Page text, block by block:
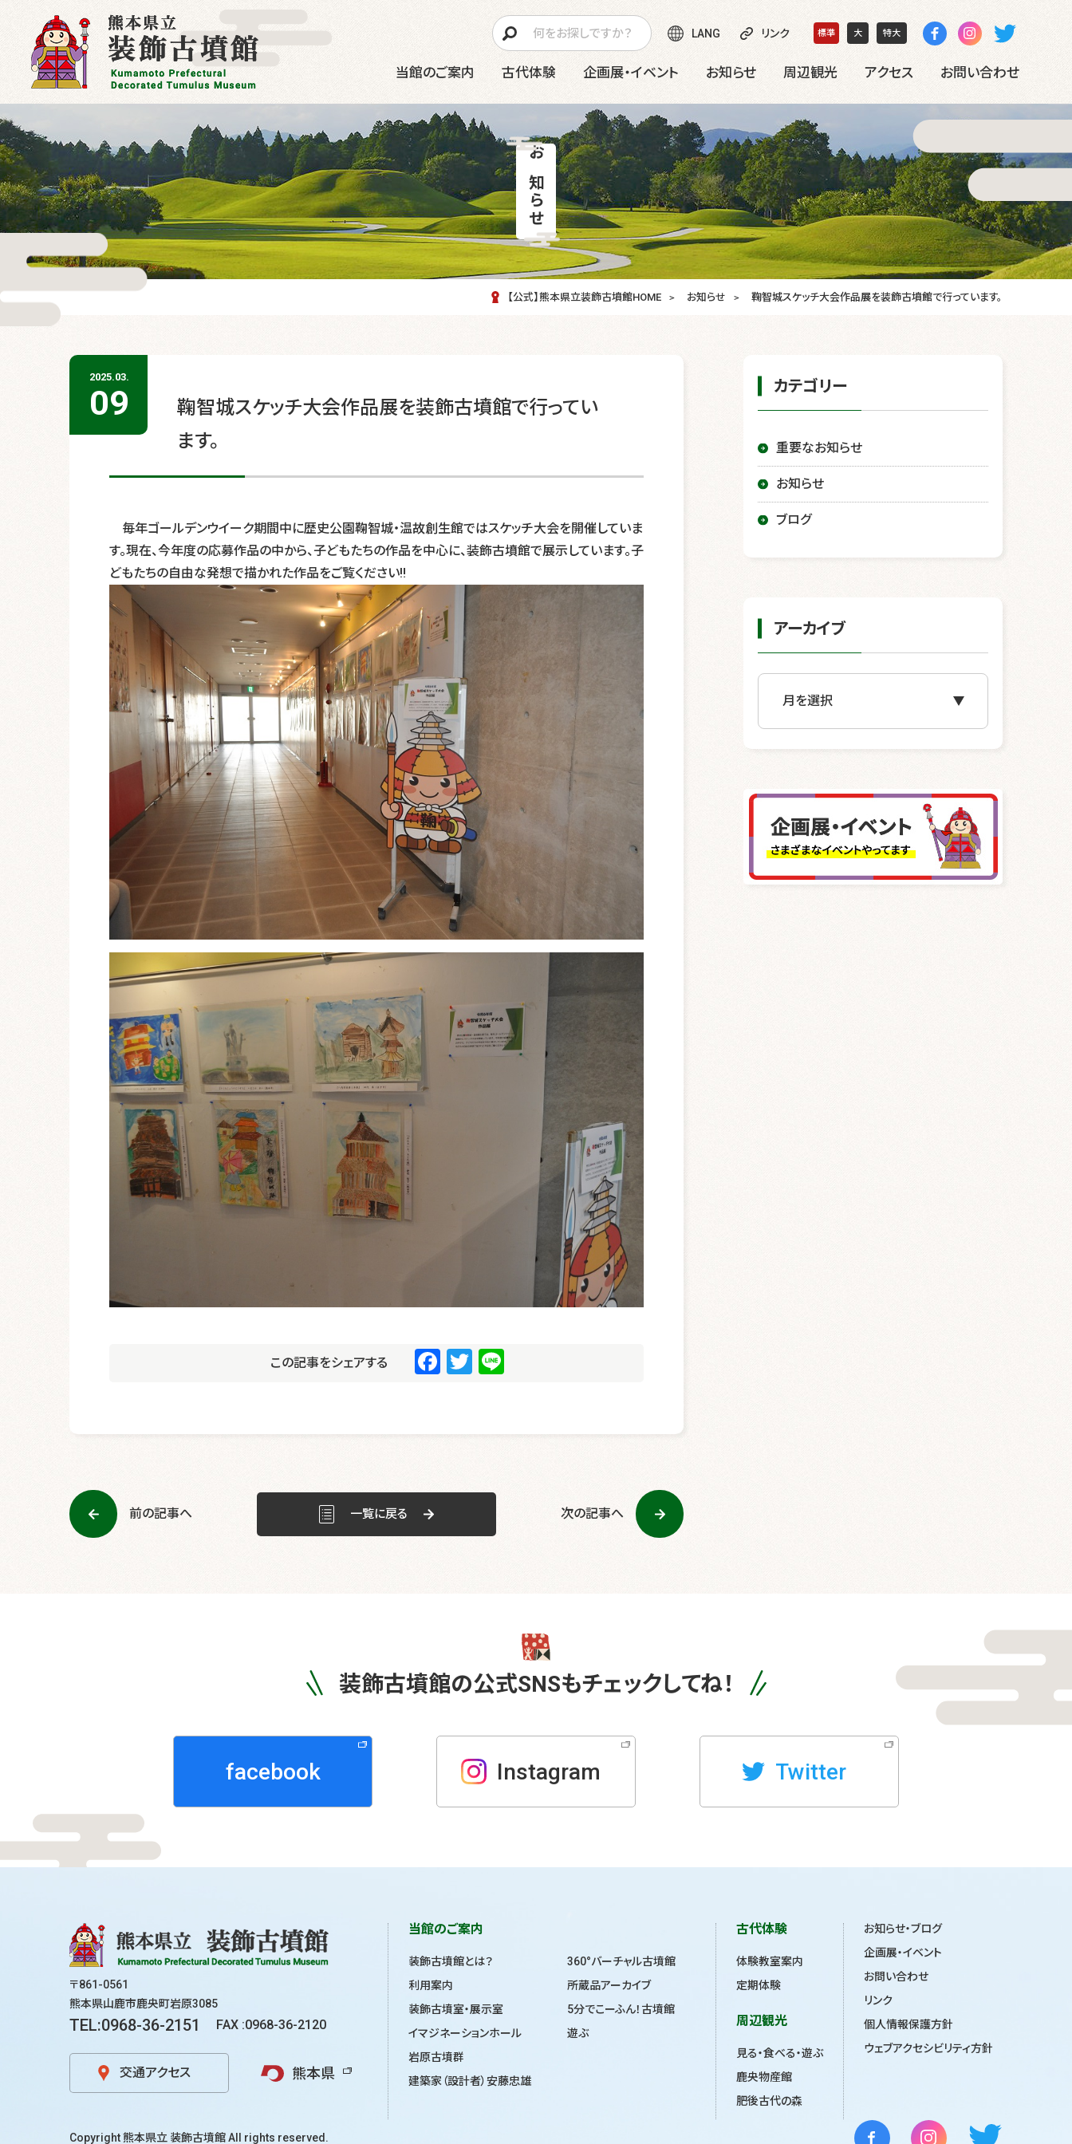
LANG リンク 標準 大 特大
当館のご案内 古代体験 企画展・イベント お知らせ 周辺観光 アクセス お問い合わせ
お知らせ
【公式】熊本県立装飾古墳館HOME お知らせ 鞠智城スケッチ大会作品展を装飾古墳館で行っています。
2025.03.
09
鞠智城スケッチ大会作品展を装飾古墳館で行ってい
ます。
毎年ゴールデンウイーク期間中に歴史公園鞠智城・温故創生館ではスケッチ大会を開催していま
す。現在、今年度の応募作品の中から、子どもたちの作品を中心に、装飾古墳館で展示しています。子
どもたちの自由な発想で描かれた作品をご覧ください‼
この記事をシェアする
F
e
o
k
T
er
Li
前の記事へ 次の記事へ
一覧に戻る
カテゴリー
重要なお知らせ
お知らせ
ブログ
アーカイブ
装飾古墳館の公式SNSもチェックしてね！
facebook Instagram Twitter
〒861-0561
熊本県山鹿市鹿央町岩原3085
TEL:0968-36-2151 FAX :0968-36-2120
交通アクセス 熊本県
当館のご案内
装飾古墳館とは？
利用案内
装飾古墳室・展示室
イマジネーションホール
岩原古墳群
建築家（設計者）安藤忠雄
360°バーチャル古墳館
所蔵品アーカイブ
5分でこーふん！古墳館
遊ぶ
古代体験
体験教室案内
定期体験
周辺観光
見る・食べる・遊ぶ
鹿央物産館
肥後古代の森
お知らせ・ブログ
企画展・イベント
お問い合わせ
リンク
個人情報保護方針
ウェブアクセシビリティ方針
Copyright熊本県立 装飾古墳館All rights reserved.